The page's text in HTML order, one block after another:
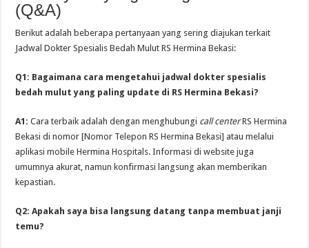
(Q&A)
Berikut adalah beberapa pertanyaan yang sering diajukan terkait
Jadwal Dokter Spesialis Bedah Mulut RS Hermina Bekasi:
Q1: Bagaimana cara mengetahui jadwal dokter spesialis
bedah mulut yang paling update di RS Hermina Bekasi?
A1: Cara terbaik adalah dengan menghubungi call centerRS Hermina
Bekasi di nomor [Nomor Telepon RS Hermina Bekasi] atau melalui
aplikasi mobile Hermina Hospitals. Informasi di website juga
umumnya akurat, namun konfirmasi langsung akan memberikan
kepastian.
Q2: Apakah saya bisa langsung datang tanpa membuat janji
temu?